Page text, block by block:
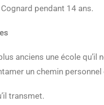
pendant 14 ans.
anciens une école qu’il
un chemin personnel
transmet.